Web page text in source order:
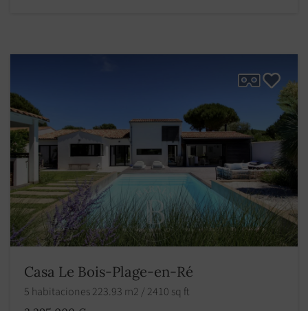
Casa Le Bois-Plage-en-Ré
5 habitaciones 223.93 m2 / 2410 sq ft